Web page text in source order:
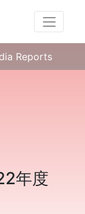
Reports
年度